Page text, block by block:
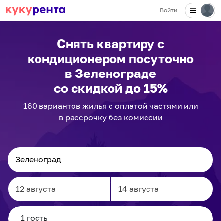
Войти
Снять квартиру с
кондиционером посуточно
в Зеленограде
со скидкой до 15%
160 вариантовжилья с оплатой частями или
в рассрочку без комиссии
Navigate
forward
Navigate
✕